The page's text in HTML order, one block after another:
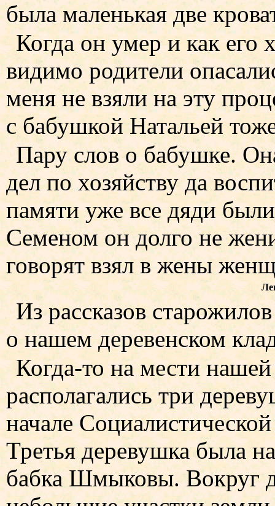
была маленькая две
Когда он умер и как его
видимо родители
меня не взяли на эту
с бабушкой Натальей
Пару слов о бабушке.
дел по хозяйству да
памяти уже все дяди
Семеном он долго не
говорят взял в жены
Из рассказов
о нашем деревенском
Когда-то на мести
располагались три
начале
Третья деревушка была
бабка Шмыковы. Вокруг